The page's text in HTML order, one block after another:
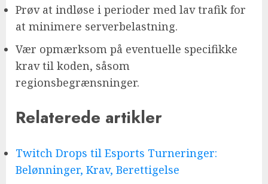
Prøv at indløse i perioder med lav trafik for
at minimere serverbelastning.
Vær opmærksom på eventuelle specifikke
krav til koden, såsom
regionsbegrænsninger.
Relaterede artikler
Twitch Drops til Esports Turneringer:
Belønninger, Krav, Berettigelse